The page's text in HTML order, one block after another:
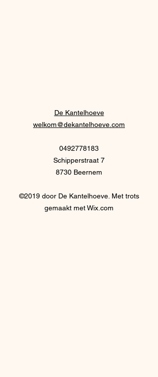
De Kantelhoeve
welkom@dekantelhoeve.com
0492778183
Schipperstraat 7
8730 Beernem
©2019 door De Kantelhoeve. Met trots
gemaakt met Wix.com